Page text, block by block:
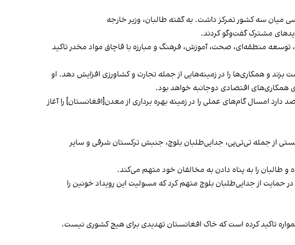
میان سه کشور تمرکز داشت. به گفته طالبان، وزیر خارجه
مشترک گفت‌و‌گو کردند.
منطقه‌ای، صحت، آموزش، فرهنگ و مبارزه با قاچاق مواد مخدر تاکید
و همکاری‌ها را در زمینه‌هایی از جمله تجارت و کشاورزی افزایش دهد. او
همکاری‌های اقتصادی دوجانبه خواهد بود.
امسال گام‌های عملی را در زمینه بهره برداری از معدن[افغانستان] را آغاز
از جمله تی‌تی‌پی، جدایی‌طلبان بلوچ، جنبش ترکستان شرقی و سایر
طالبان را به پناه دادن به مخالفان خود متهم می‌کند.
حمایت از جدایی‌طلبان بلوچ متهم کرد که مسولیت این رویداد خونین را
تاکید کرده است که خاک افغانستان تهدیدی برای هیچ کشوری نیست.